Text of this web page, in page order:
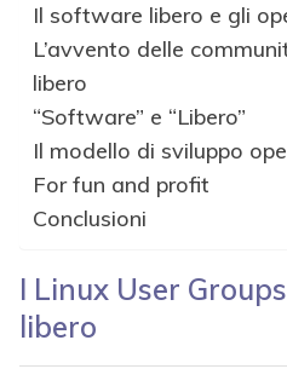
Il software libero e gli
L’avvento delle
libero
“Software” e “Libero”
Il modello di sviluppo
For fun and profit
Conclusioni
I Linux User
libero